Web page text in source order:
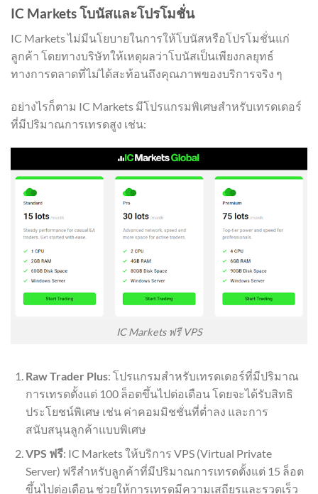
IC Markets โบนัสและโปรโมชั่น
IC Markets ไม่มีนโยบายในการให้โบนัสหรือโปรโมชั่นแก่
ลูกค้า โดยทางบริษัทให้เหตุผลว่าโบนัสเป็นเพียงกลยุทธ์
ทางการตลาดที่ไม่ได้สะท้อนถึงคุณภาพของบริการจริง ๆ
อย่างไรก็ตาม IC Markets มีโปรแกรมพิเศษสำหรับเทรดเดอร์
ที่มีปริมาณการเทรดสูง เช่น:
IC Markets ฟรี VPS
Raw Trader Plus: โปรแกรมสำหรับเทรดเดอร์ที่มีปริมาณ
การเทรดตั้งแต่ 100 ล็อตขึ้นไปต่อเดือน โดยจะได้รับสิทธิ
ประโยชน์พิเศษ เช่น ค่าคอมมิชชั่นที่ต่ำลง และการ
สนับสนุนลูกค้าแบบพิเศษ
VPS ฟรี: IC Markets ให้บริการ VPS (Virtual Private
Server) ฟรีสำหรับลูกค้าที่มีปริมาณการเทรดตั้งแต่ 15 ล็อต
ขึ้นไปต่อเดือน ช่วยให้การเทรดมีความเสถียรและรวดเร็ว